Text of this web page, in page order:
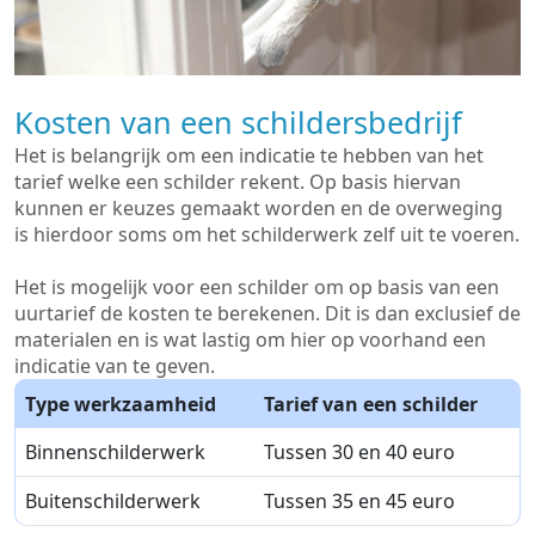
Kosten van een schildersbedrijf
Het is belangrijk om een indicatie te hebben van het
tarief welke een schilder rekent. Op basis hiervan
kunnen er keuzes gemaakt worden en de overweging
is hierdoor soms om het schilderwerk zelf uit te voeren.
Het is mogelijk voor een schilder om op basis van een
uurtarief de kosten te berekenen. Dit is dan exclusief de
materialen en is wat lastig om hier op voorhand een
indicatie van te geven.
Type werkzaamheid
Tarief van een schilder
Binnenschilderwerk
Tussen 30 en 40 euro
Buitenschilderwerk
Tussen 35 en 45 euro